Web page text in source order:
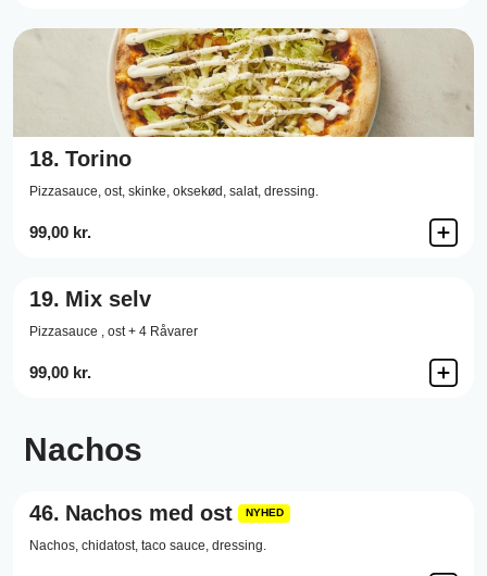
18. Torino
Pizzasauce, ost, skinke, oksekød, salat, dressing.
99,00 kr.
19. Mix selv
Pizzasauce , ost + 4 Råvarer
99,00 kr.
Nachos
46. Nachos med ost NYHED
Nachos, chidatost, taco sauce, dressing.